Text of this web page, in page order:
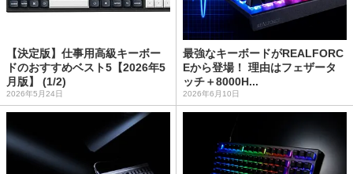
【決定版】仕事用高級キーボー
ドのおすすめベスト5【2026年5
月版】 (1/2)
2026年5月24日
最強なキーボードがREALFORC
Eから登場！ 理由はフェザータ
ッチ＋8000H...
2026年6月10日